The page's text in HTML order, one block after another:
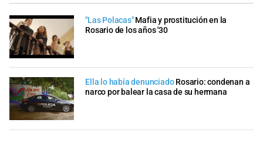
"Las Polacas" Mafia y prostitución en la
Rosario de los años '30
Ella lo había denunciado Rosario: condenan a
narco por balear la casa de su hermana